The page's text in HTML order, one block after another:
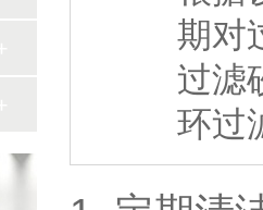
期对
过滤
环过